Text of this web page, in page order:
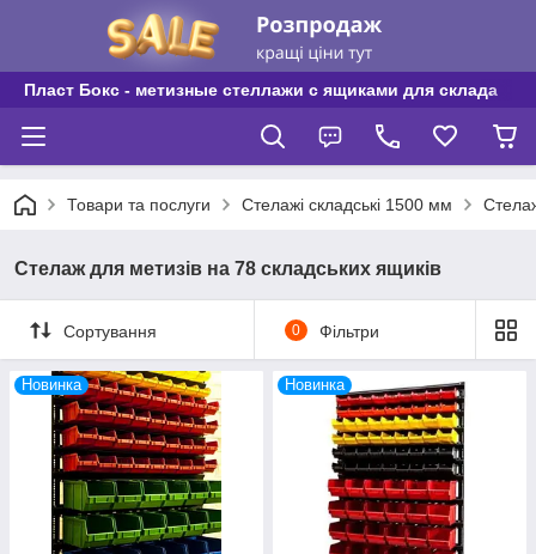
Пласт Бокс - метизные стеллажи с ящиками для склада
Товари та послуги Стелажі складські 1500 мм
Стелаж для метизів на 78 складських ящиків
Сортування 0 Фільтри
Новинка Новинка